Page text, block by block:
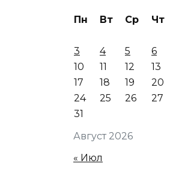
Август 2026
Пн Вт Ср Чт
3
4 5 6
10
11 12 13
17
18 19 20
24
25 26 27
31
« Июл